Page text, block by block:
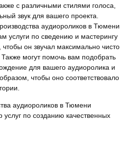
с различными стилями голоса,
звук для вашего проекта.
аудиороликов в Тюмени
услуги по сведению и мастерингу
он звучал максимально чисто
могут помочь вам подобрать
для вашего аудиоролика и
чтобы оно соответствовало
аудиороликов в Тюмени
услуг по созданию качественных